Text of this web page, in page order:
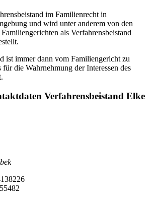
im Familienrecht in
und wird unter anderem von den
als Verfahrensbeistand
ist immer dann vom Familiengericht zu
für die Wahrnehmung der Interessen des
Verfahrensbeistand Elke